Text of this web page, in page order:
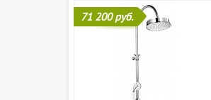
71 200 руб.